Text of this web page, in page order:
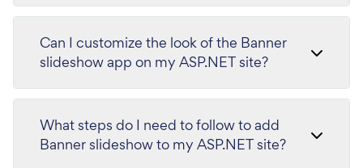
Can I customize the look of the Banner
slideshow app on my ASP.NET site?
What steps do I need to follow to add
Banner slideshow to my ASP.NET site?